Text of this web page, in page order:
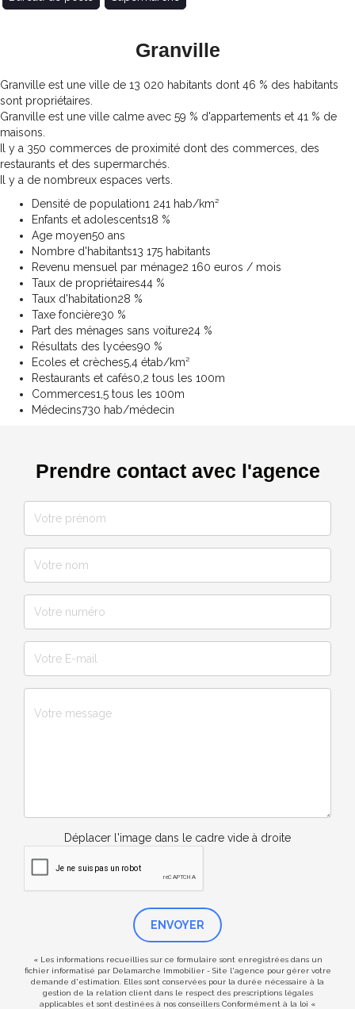
Granville
Granville est une ville de 13 020 habitants dont 46 % des habitants
sont propriétaires.
Granville est une ville calme avec 59 % d'appartements et 41 % de
maisons.
Il y a 350 commerces de proximité dont des commerces, des
restaurants et des supermarchés.
Il y a de nombreux espaces verts.
Densité de population1 241 hab/km²
Enfants et adolescents18 %
Age moyen50 ans
Nombre d'habitants13 175 habitants
Revenu mensuel par ménage2 160 euros / mois
Taux de propriétaires44 %
Taux d'habitation28 %
Taxe foncière30 %
Part des ménages sans voiture24 %
Résultats des lycées90 %
Ecoles et crèches5,4 étab/km²
Restaurants et cafés0,2 tous les 100m
Commerces1,5 tous les 100m
Médecins730 hab/médecin
Prendre contact avec l'agence
Déplacer l'image dans le cadre vide à droite
ENVOYER
« Les informations recueillies sur ce formulaire sont enregistrées dans un
fichier informatisé par Delamarche Immobilier - Site l'agence pour gérer votre
demande d'estimation. Elles sont conservées pour la durée nécessaire à la
gestion de la relation client dans le respect des prescriptions légales
applicables et sont destinées à nos conseillers Conformément à la loi «